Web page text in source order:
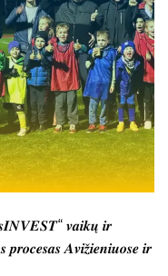
𝒗𝒂𝒊𝒌𝒖̨ 𝒊𝒓
𝑨𝒗𝒊𝒛̌𝒊𝒆𝒏𝒊𝒖𝒐𝒔𝒆 𝒊𝒓